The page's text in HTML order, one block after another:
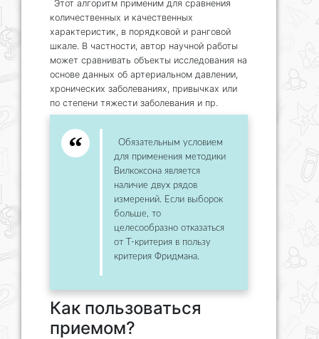
Этот алгоритм применим для сравнения
количественных и качественных
характеристик, в порядковой и ранговой
шкале. В частности, автор научной работы
может сравнивать объекты исследования на
основе данных об артериальном давлении,
хронических заболеваниях, привычках или
по степени тяжести заболевания и пр.
Обязательным условием
для применения методики
Вилкоксона является
наличие двух рядов
измерений. Если выборок
больше, то
целесообразно отказаться
от Т-критерия в пользу
критерия Фридмана.
Как пользоваться
приемом?